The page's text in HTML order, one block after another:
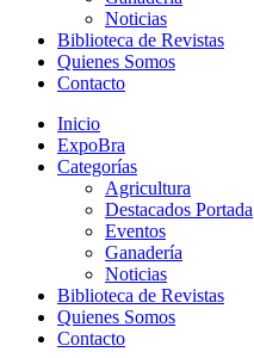
Noticias
Biblioteca de Revistas
Quienes Somos
Contacto
Inicio
ExpoBra
Categorías
Agricultura
Destacados Portada
Eventos
Ganadería
Noticias
Biblioteca de Revistas
Quienes Somos
Contacto